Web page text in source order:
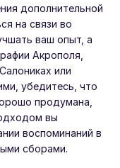
дополнительной
на связи во
ваш опыт, а
Акрополя,
или
убедитесь, что
продумана,
вы
воспоминаний в
сборами.